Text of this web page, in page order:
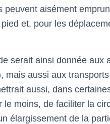
peuvent aisément
et, pour les
serait ainsi donnée
aussi aux
aussi, dans
le moins, de faciliter la
élargissement de la